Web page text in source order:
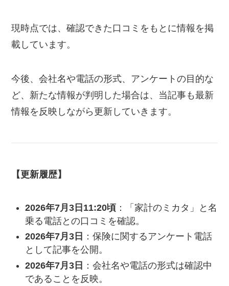
現時点では、確認できた口コミをもとに情報を掲
載しています。
今後、会社名や電話の形式、アンケートの目的な
ど、新たな情報が判明した場合は、当記事も最新
情報を反映しながら更新していきます。
【更新履歴】
2026年7月3日11:20頃 ：「家計のミカタ」と名
乗る電話との口コミを確認。
2026年7月3日 ：保険に関するアンケート電話
として記事を公開。
2026年7月3日 ：会社名や電話の形式は確認中
であることを反映。